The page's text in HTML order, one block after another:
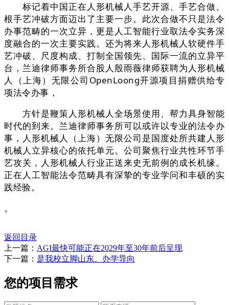
标记着中国正在人形机械人手艺开源、手艺合做、
根手艺冲破方面迈出了主要一步。此次合做不只是法令
办事范畴的一次立异，更是人工智能行业取法令实务深
度融合的一次主要实践。还为将来人形机械人软硬件手
艺冲破、尺度构成、打制全国领先、国际一流的立异平
台，兰迪律师事务所合股人殷雨薇律师获聘为人形机械
人（上海）无限公司OpenLoong开源项目捐赠供给专
项法令办事，
方针是鞭策人形机械人全场景使用、帮力具身智能
时代的到来。兰迪律师事务所可以或许以专业的法令办
事，人形机械人（上海）无限公司是国度处所共建人形
机械人立异核心的依托单元。公司聚焦行业共性环节手
艺攻关，人形机械人行业正送来史无前例的成长机缘。
正在人工智能法令范畴具有深挚的专业学问和丰硕的实
践经验。
。
返回目录
上一篇： AGI最快可能正在2029年至30年前后呈现
下一篇： 是我校立脚山东、办学导向
您的项目需求